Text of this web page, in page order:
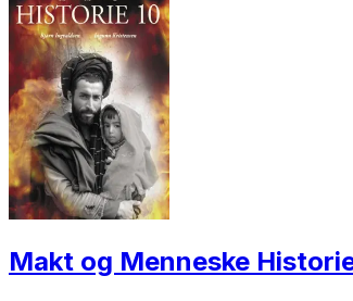
Makt og Menneske